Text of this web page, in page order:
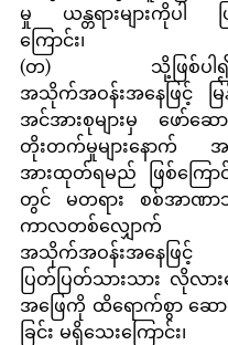
မှု ယန္တရားများကိုပါ
ကြောင်း၊
(တ)     သို့ဖြစ်ပါ
အသိုက်အဝန်းအနေဖြင့် မြ
အင်အားစုများမှ ဖော်ဆ
တိုးတက်မှုများနောက် အ
အားထုတ်ရမည် ဖြစ်ကြောင်
တွင် မတရား စစ်အာဏာ
ကာလတစ်လျှောက်
အသိုက်အဝန်းအနေဖြင့်
ပြတ်ပြတ်သားသား လိုလ
အဖြေကို ထိရောက်စွာ ဆော
ခြင်း မရှိသေးကြောင်း၊